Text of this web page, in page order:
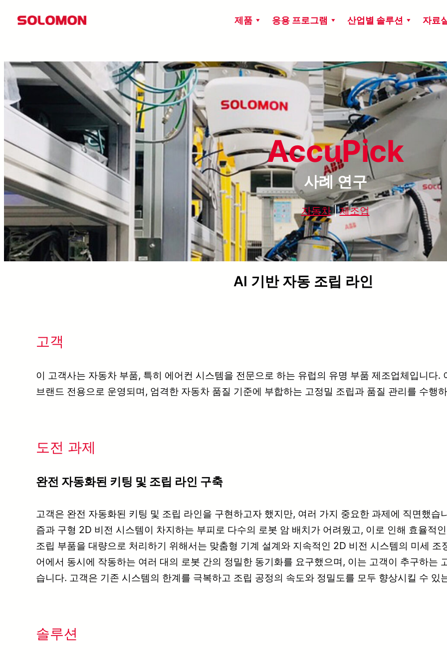
로
바
로
가
제품 응용 프로그램 산업별 솔루션 자료실
AccuPick
사례 연구
자동차|제조업
AI 기반 자동 조립 라인
고객
이 고객사는 자동차 부품, 특히 에어컨 시스템을 전문으로 하는 유럽의 유명 부품 제조업체입니다
브랜드 전용으로 운영되며, 엄격한 자동차 품질 기준에 부합하는 고정밀 조립과 품질 관리를 수행
도전 과제
완전 자동화된 키팅 및 조립 라인 구축
고객은 완전 자동화된 키팅 및 조립 라인을 구현하고자 했지만, 여러 가지 중요한 과제에 직면했습
즘과 구형 2D 비전 시스템이 차지하는 부피로 다수의 로봇 암 배치가 어려웠고, 이로 인해 효율적
조립 부품을 대량으로 처리하기 위해서는 맞춤형 기계 설계와 지속적인 2D 비전 시스템의 미세
어에서 동시에 작동하는 여러 대의 로봇 간의 정밀한 동기화를 요구했으며, 이는 고객이 추구하는
습니다. 고객은 기존 시스템의 한계를 극복하고 조립 공정의 속도와 정밀도를 모두 향상시킬 수 있
솔루션